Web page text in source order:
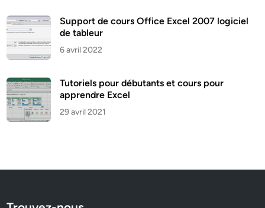
Support de cours Office Excel 2007 logiciel
de tableur
6 avril 2022
Tutoriels pour débutants et cours pour
apprendre Excel
29 avril 2021